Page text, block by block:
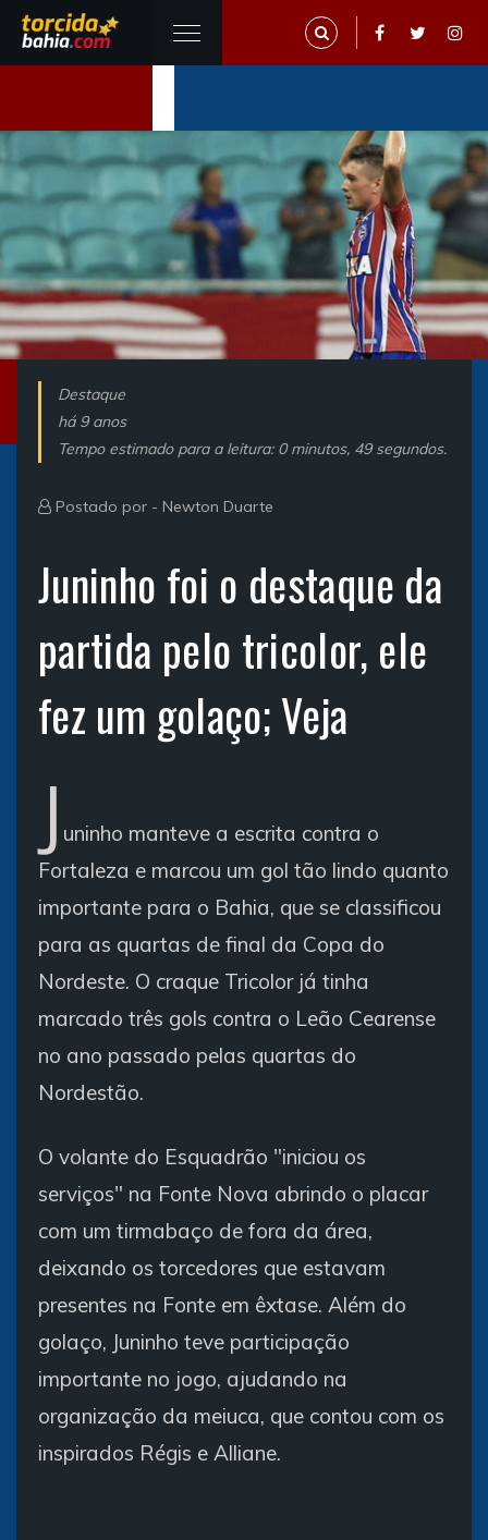
Destaque
há 9 anos
Tempo estimado para a leitura: 0 minutos, 49 segundos.
Postado por - Newton Duarte
Juninho foi o destaque da
partida pelo tricolor, ele
fez um golaço; Veja
J uninho manteve a escrita contra o
Fortaleza e marcou um gol tão lindo quanto
importante para o Bahia, que se classificou
para as quartas de final da Copa do
Nordeste. O craque Tricolor já tinha
marcado três gols contra o Leão Cearense
no ano passado pelas quartas do
Nordestão.
O volante do Esquadrão "iniciou os
serviços" na Fonte Nova abrindo o placar
com um tirmabaço de fora da área,
deixando os torcedores que estavam
presentes na Fonte em êxtase. Além do
golaço, Juninho teve participação
importante no jogo, ajudando na
organização da meiuca, que contou com os
inspirados Régis e Alliane.